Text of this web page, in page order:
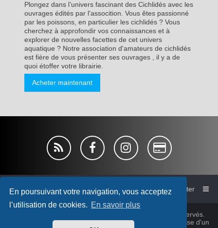
En poursuivant votre navigation, vous acceptez
l’utilisation de cookies. En savoir plus
Plongez dans l’univers fascinant des Cichlidés avec les
ouvrages édités par l'assocition. Vous êtes passionné
par les poissons, en particulier les cichlidés ? Vous
cherchez à approfondir vos connaissances et à
explorer de nouvelles facettes de cet univers
aquatique ? Notre association d'amateurs de cichlidés
est fière de vous présenter ses ouvrages , il y a de
quoi étoffer votre librairie.
Acheter maintenant
Accueil du forum de l'AFC Nous contacter
© Association France Cichlid 1980~2026, tous droits réservés.
Cichlidsforum-V4 style bymicka76&cabot
© 2025 Sur base d'un